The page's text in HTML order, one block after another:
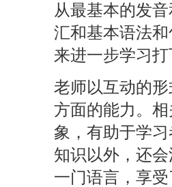
从最基本的发
汇和基本语法
来进一步学习
老师以互动的
方面的能力。
象，有助于学
知识以外，还
一门语言，享